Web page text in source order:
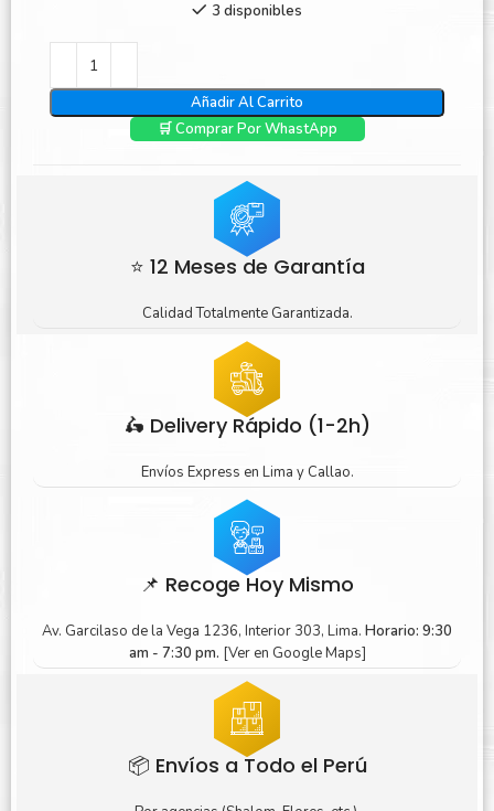
3 disponibles
Añadir Al Carrito
🛒 Comprar Por WhastApp
⭐ 12 Meses de Garantía
Calidad Totalmente Garantizada.
🛵 Delivery Rápido (1-2h)
Envíos Express en Lima y Callao.
📌 Recoge Hoy Mismo
Av. Garcilaso de la Vega 1236, Interior 303, Lima. Horario: 9:30
am - 7:30 pm. [Ver en Google Maps]
📦 Envíos a Todo el Perú